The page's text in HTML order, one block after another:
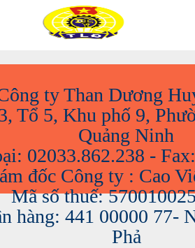
ty Than Dương
Tổ 5, Khu phố 9,
Quảng Ninh
02033.862.238 -
đốc Công ty : Cao
Mã số thuế:
hàng: 441 00000 77-
Phả